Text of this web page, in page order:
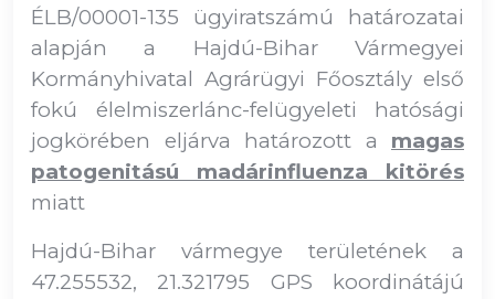
ÉLB/00001-135 ügyiratszámú határozatai
alapján a Hajdú-Bihar Vármegyei
Kormányhivatal Agrárügyi Főosztály első
fokú élelmiszerlánc-felügyeleti hatósági
jogkörében eljárva határozott a magas
patogenitású madárinfluenza kitörés
miatt
Hajdú-Bihar vármegye területének a
47.255532, 21.321795 GPS koordinátájú